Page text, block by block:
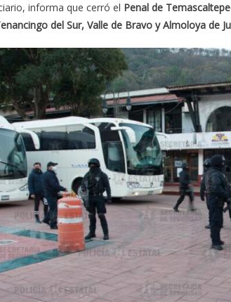
informa que cerró el Penal de
del Sur, Valle de Bravo y Almoloya de